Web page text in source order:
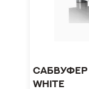
Сабвуфер
white